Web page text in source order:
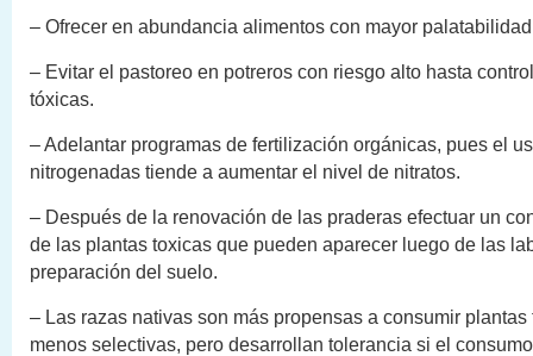
– Ofrecer en abundancia alimentos con mayor
– Evitar el pastoreo en potreros con riesgo alto hasta
tóxicas.
– Adelantar programas de fertilización orgánicas, pues el
nitrogenadas tiende a aumentar el nivel de nitratos.
– Después de la renovación de las praderas efectuar un
de las plantas toxicas que pueden aparecer luego de las
preparación del suelo.
– Las razas nativas son más propensas a consumir plantas
menos selectivas, pero desarrollan tolerancia si el